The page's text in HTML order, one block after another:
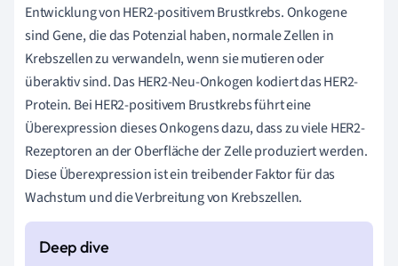
Entwicklung von HER2-positivem Brustkrebs. Onkogene
sind Gene, die das Potenzial haben, normale Zellen in
Krebszellen zu verwandeln, wenn sie mutieren oder
überaktiv sind. Das HER2-Neu-Onkogen kodiert das HER2-
Protein. Bei HER2-positivem Brustkrebs führt eine
Überexpression dieses Onkogens dazu, dass zu viele HER2-
Rezeptoren an der Oberfläche der Zelle produziert werden.
Diese Überexpression ist ein treibender Faktor für das
Wachstum und die Verbreitung von Krebszellen.